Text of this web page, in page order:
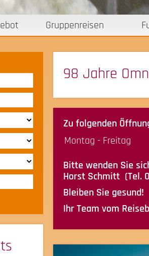
Gruppenreisen
98 Jahre
Zu folgenden
Montag - Freitag
Bitte wenden Sie
Horst Schmitt (Tel.
Bleiben Sie gesund!
Ihr Team vom